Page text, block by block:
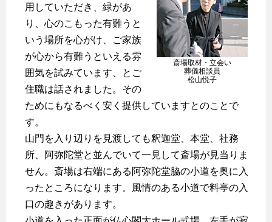
斎場取材・立会い
葬儀相談員
松山悦子
用していただき、緑があ
り、心のこもった有難うと
いう場所を心がけ、ご家族
が心から有難うといえる雰
囲気を試みています、とご
住職は話されました。その
ためにもなるべく安く提供していますとのことで
す。
山門を入り辺りを見渡しても釈迦堂、本堂、社務
所、阿弥陀堂と並んでいて一見して斎場が見当りま
せん。斎場は右端にある阿弥陀堂脇の小道を奥に入
ったところになります。風情のある小道で料亭の入
口の趣きがあります。